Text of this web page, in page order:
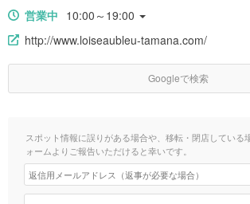
営業中 10:00～19:00
http://www.loiseaubleu-tamana.com/
Googleで検索
スポット情報に誤りがある場合や、移転・閉店している
ォームよりご報告いただけると幸いです。